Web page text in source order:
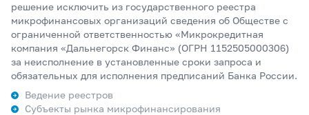
решение исключить из государственного реестра
микрофинансовых организаций сведения об Обществе с
ограниченной ответственностью «Микрокредитная
компания «Дальнегорск Финанс» (ОГРН 1152505000306)
за неисполнение в установленные сроки запроса и
обязательных для исполнения предписаний Банка России.
Ведение реестров
Субъекты рынка микрофинансирования